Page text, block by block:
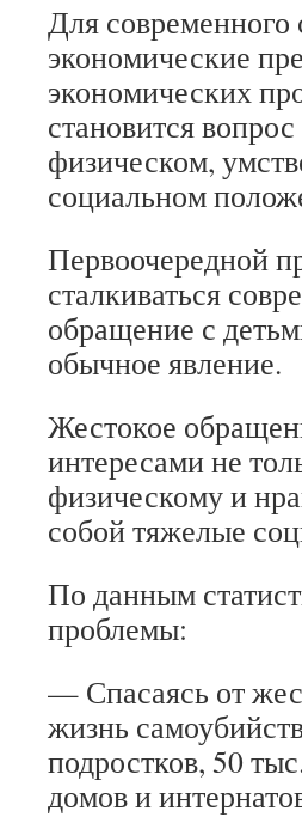
Для современного
экономические
экономических
становится
физическом,
социальном
Первоочередной
сталкиваться
обращение с
обычное явление.
Жестокое
интересами не
физическому и
собой тяжелые
По данным
проблемы:
— Спасаясь от
жизнь
подростков, 50
домов и